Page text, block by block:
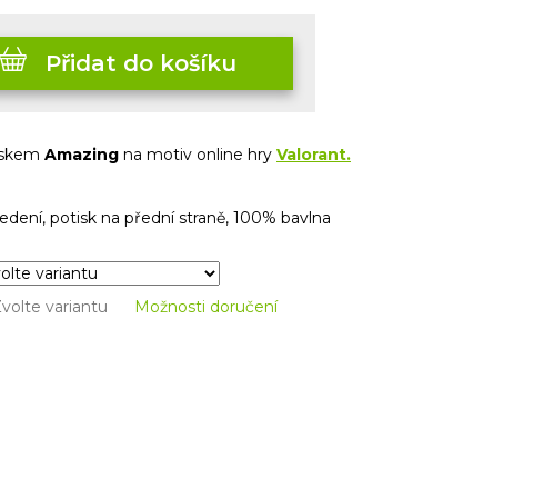
variantu Možnosti doručení
Přidat do košíku
Amazing na motiv online hry Valorant.
potisk na přední straně, 100% bavlna